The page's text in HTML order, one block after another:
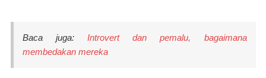
Baca juga: Introvert dan pemalu, bagaimana
membedakan mereka